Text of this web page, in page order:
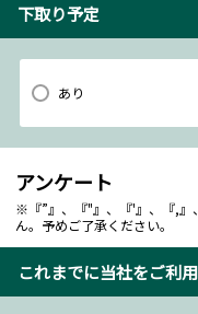
下取り予定
あり
アンケート
※『”』、『"』、『'』、『,』
ん。予めご了承ください。
これまでに当社をご利